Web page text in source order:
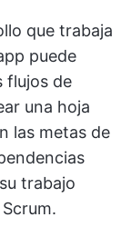
que trabaja
puede
flujos de
una hoja
las metas de
trabajo